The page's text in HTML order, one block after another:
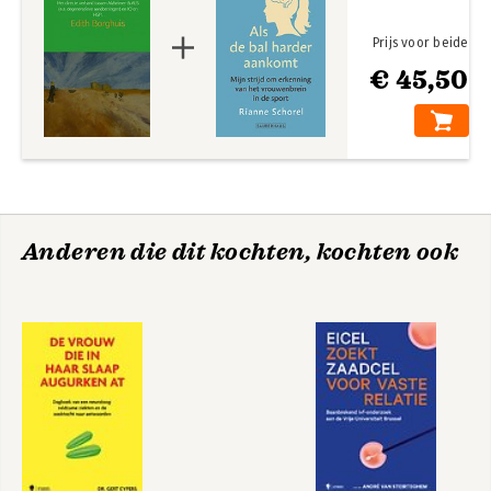
€ 45,50
Prijs voor beide
Anderen die dit kochten, kochten ook